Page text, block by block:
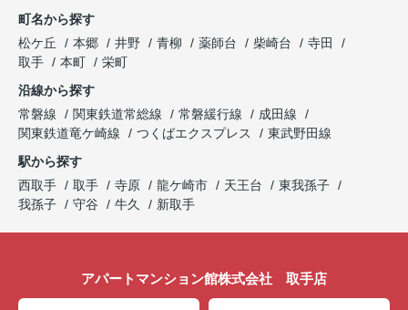
町名から探す
松ケ丘
本郷 井野 青柳 薬師台 柴崎台
寺田
取手
本町
栄町
沿線から探す
常磐線
関東鉄道常総線 常磐緩行線
成田線
関東鉄道竜ケ崎線
つくばエクスプレス
東武野田線
駅から探す
西取手
取手 寺原 龍ケ崎市 天王台
東我孫子
我孫子
守谷 牛久 新取手
アパートマンション館株式会社 取手店